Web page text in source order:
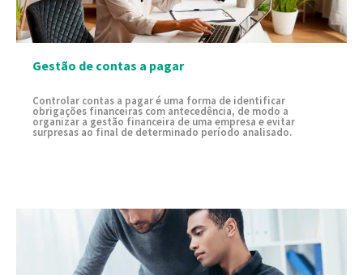
Gestão de contas a pagar
Controlar contas a pagar é uma forma de identificar
obrigações financeiras com antecedência, de modo a
organizar a gestão financeira de uma empresa e evitar
surpresas ao final de determinado período analisado.